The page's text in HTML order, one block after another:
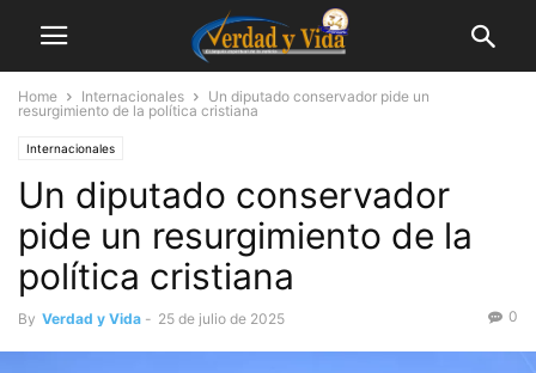
Home Internacionales
Un diputado conservador pide un
resurgimiento de la política cristiana
Internacionales
Un diputado conservador
pide un resurgimiento de la
política cristiana
By Verdad y Vida - 25 de julio de 2025 0